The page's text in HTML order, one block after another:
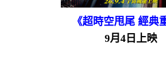
《超時空甩尾 經典
9月4日上映